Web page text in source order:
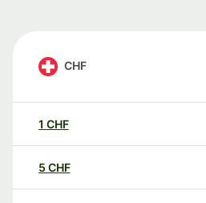
CHF
1 CHF
5 CHF